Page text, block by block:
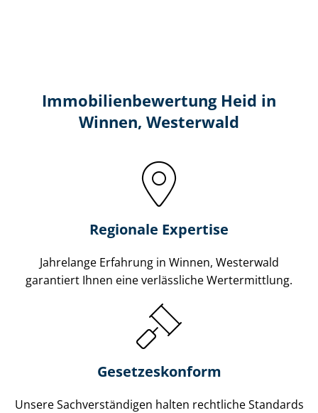
Immobilien­bewertung Heid in
Winnen, Westerwald
Regionale Expertise
Jahrelange Erfahrung in Winnen, Westerwald
garantiert Ihnen eine verlässliche Wertermittlung.
Gesetzes­konform
Unsere Sach­ver­stän­di­gen halten rechtliche Standards